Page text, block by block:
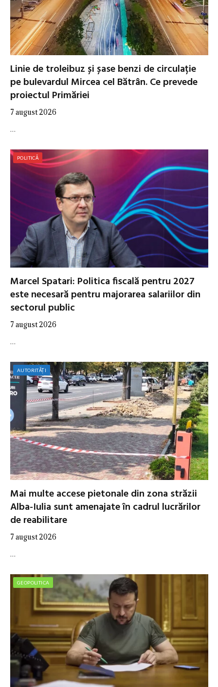
Linie de troleibuz și șase benzi de circulație
pe bulevardul Mircea cel Bătrân. Ce prevede
proiectul Primăriei
7 august 2026
…
POLITICĂ
Marcel Spatari: Politica fiscală pentru 2027
este necesară pentru majorarea salariilor din
sectorul public
7 august 2026
…
AUTORITĂȚI
Mai multe accese pietonale din zona străzii
Alba-Iulia sunt amenajate în cadrul lucrărilor
de reabilitare
7 august 2026
…
GEOPOLITICA